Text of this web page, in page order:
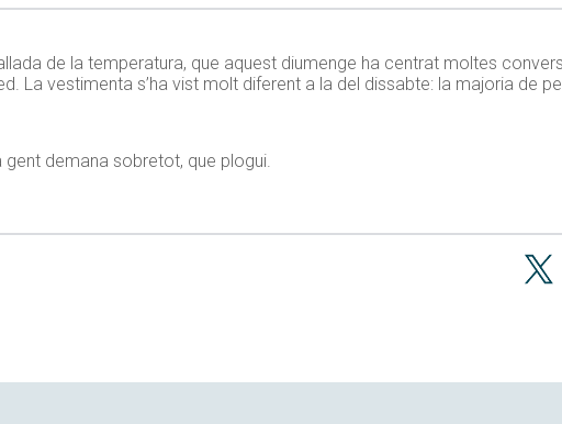
de la temperatura, que aquest diumenge ha centrat moltes
La vestimenta s’ha vist molt diferent a la del dissabte: la majoria de
gent demana sobretot, que plogui.